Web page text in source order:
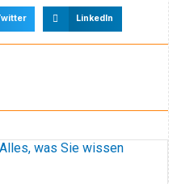
LinkedIn
was Sie wissen